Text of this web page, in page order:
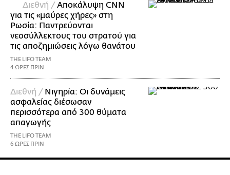
Διεθνή /Αποκάλυψη CNN
για τις «μαύρες χήρες» στη
Ρωσία: Παντρεύονται
νεοσύλλεκτους του στρατού για
τις αποζημιώσεις λόγω θανάτου
THE LIFO TEAM
4 ΩΡΕΣ ΠΡΙΝ
Διεθνή / Νιγηρία: Οι δυνάμεις
ασφαλείας διέσωσαν
περισσότερα από 300 θύματα
απαγωγής
THE LIFO TEAM
6 ΩΡΕΣ ΠΡΙΝ